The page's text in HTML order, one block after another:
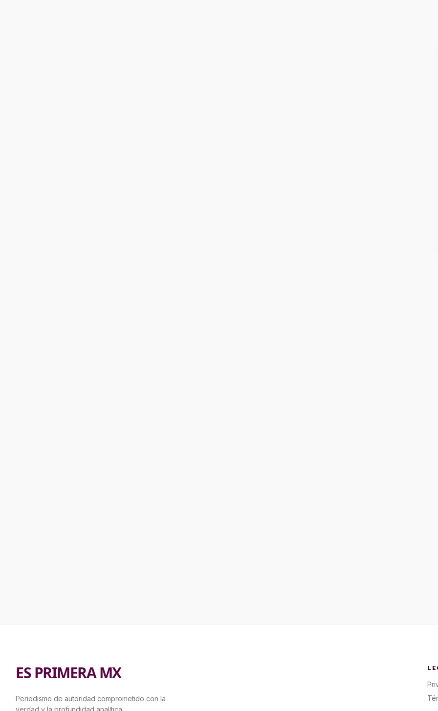
ES PRIMERA MX
Periodismo de autoridad comprometido con la
verdad y la profundidad analítica.